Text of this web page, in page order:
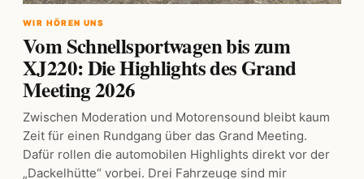
WIR HÖREN UNS
Vom Schnellsportwagen bis zum
XJ220: Die Highlights des Grand
Meeting 2026
Zwischen Moderation und Motorensound bleibt kaum
Zeit für einen Rundgang über das Grand Meeting.
Dafür rollen die automobilen Highlights direkt vor der
„Dackelhütte“ vorbei. Drei Fahrzeuge sind mir